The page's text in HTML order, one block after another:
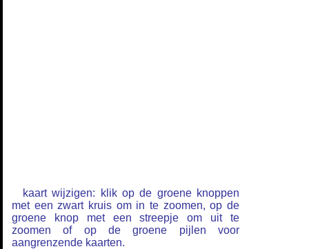
kaart wijzigen: klik op de groene knoppen
met een zwart kruis om in te zoomen, op de
groene knop met een streepje om uit te
zoomen of op de groene pijlen voor
aangrenzende kaarten.